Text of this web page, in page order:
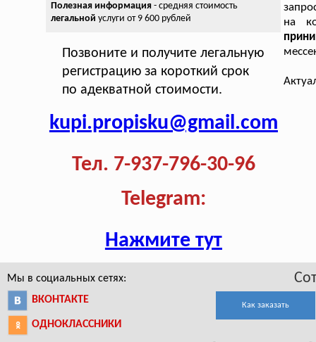
Полезная информация - средняя стоимость
легальной услуги от 9 600 рублей
Позвоните и получите легальную
регистрацию за короткий срок
по адекватной стоимости.
kupi.propisku@gmail.com
Тел. 7-937-796-30-96
Telegram:
Нажмите тут
на
Мы в социальных сетях:
ВКОНТАКТЕ
ОДНОКЛАССНИКИ
Как заказать